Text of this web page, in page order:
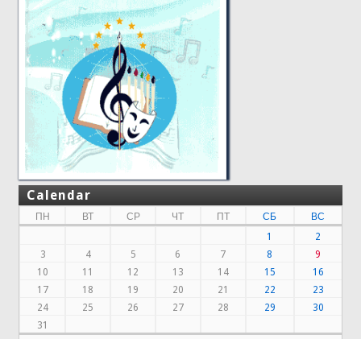
Calendar
ПН ВТ СР ЧТ ПТ СБ
ВС
1
2
3
4 5 6 7 8
9
10
11 12 13 14 15
16
17
18 19 20 21 22
23
24
25 26 27 28 29
30
31